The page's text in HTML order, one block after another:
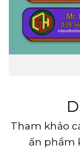
Tham khảo
ấn phẩm